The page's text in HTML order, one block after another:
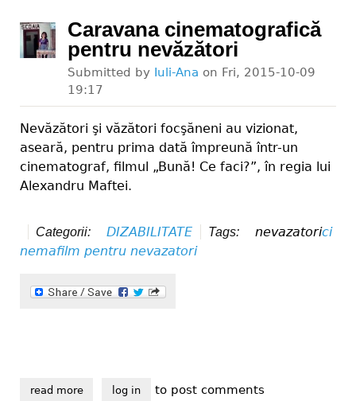
Caravana cinematografică
pentru nevăzători
Submitted by Iuli-Ana on Fri, 2015-10-09
19:17
Nevăzători şi văzători focşăneni au vizionat,
aseară, pentru prima dată împreună într-un
cinematograf, filmul „Bună! Ce faci?”, în regia lui
Alexandru Maftei.
Categorii: DIZABILITATE Tags: nevazatorici
nemafilm pentru nevazatori
read moreabout caravana cinematografică pentru nevăzători
log in to post comments